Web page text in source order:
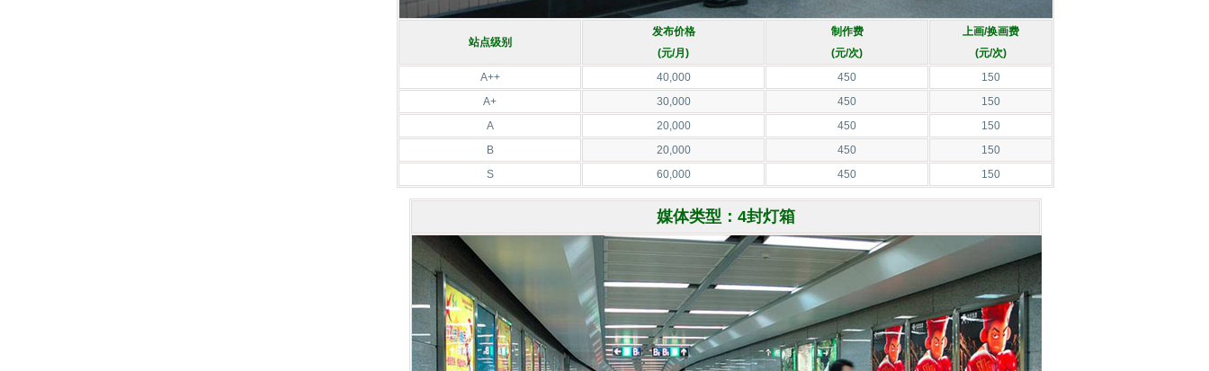
站点级别
发布价格
(元/月)
制作费
(元/次)
上画/换画费
(元/次)
A++
40,000 450
150
A+
30,000 450
150
A
20,000 450
150
B
20,000 450
150
S
60,000 450 150
媒体类型：4封灯箱